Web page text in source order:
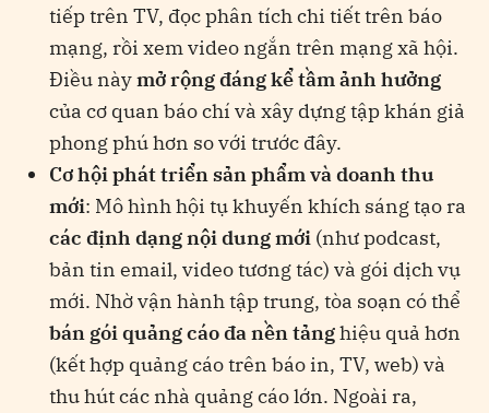
tiếp trên TV, đọc phân tích chi tiết trên báo
mạng, rồi xem video ngắn trên mạng xã hội​.
Điều nàymở rộng đáng kể tầm ảnh hưởng
của cơ quan báo chí và xây dựng tập khán giả
phong phú hơn so với trước đây.
Cơ hội phát triển sản phẩm và doanh thu
mới: Mô hình hội tụ khuyến khích sáng tạo ra
các định dạng nội dung mới (như podcast,
bản tin email, video tương tác) và gói dịch vụ
mới. Nhờ vận hành tập trung, tòa soạn có thể
bán gói quảng cáo đa nền tảnghiệu quả hơn
(kết hợp quảng cáo trên báo in, TV, web) và
thu hút các nhà quảng cáo lớn. Ngoài ra,